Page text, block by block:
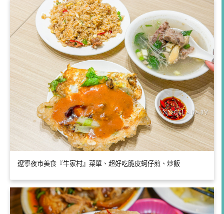
遼寧夜市美食『牛家村』菜單、超好吃脆皮蚵仔煎、炒飯